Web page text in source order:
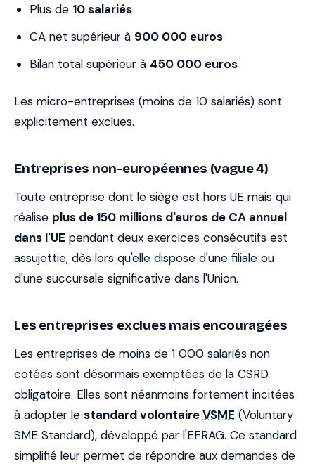
Plus de 10 salariés
CA net supérieur à 900 000 euros
Bilan total supérieur à 450 000 euros
Les micro-entreprises (moins de 10 salariés) sont
explicitement exclues.
Entreprises non-européennes (vague 4)
Toute entreprise dont le siège est hors UE mais qui
réalise plus de 150 millions d'euros de CA annuel
dans l'UE pendant deux exercices consécutifs est
assujettie, dès lors qu'elle dispose d'une filiale ou
d'une succursale significative dans l'Union.
Les entreprises exclues mais encouragées
Les entreprises de moins de 1 000 salariés non
cotées sont désormais exemptées de la CSRD
obligatoire. Elles sont néanmoins fortement incitées
à adopter le standard volontaireVSME (Voluntary
SME Standard), développé par l'EFRAG. Ce standard
simplifié leur permet de répondre aux demandes de